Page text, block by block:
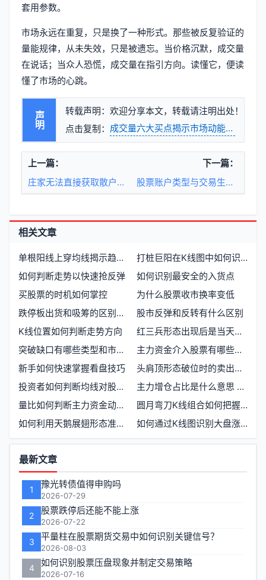
套用参数。
市场永远在重复，只是换了一种形式。那些被反复验证的
量能规律，从未失效，只是被遗忘。当价格沉默，成交量
在说话；当众人恐慌，成交量在指引方向。读懂它，便读
懂了市场的心跳。
声明
转载声明：欢迎分享本文，转载请注明出处！
点击复制： 成交量六大买点揭示市场动能转折
上一篇：
庄家无法直接获取散户持股明细
下一篇：
股票账户类型与交易生态的多元结构
相关文章
单根阳线上穿均线揭示趋势反转信号
打桩巨阳在K线图中如何识别与应用实战案例解析
如何判断走势以快速抢反弹
如何识别最安全的入货点
买股票的时机如何掌控
为什么股票收市换率变低
跌停板出货和吸筹的区别是什么
股市反弹和反转有什么区别
K线位置如何判断走势方向
红三兵形态出现后是当天买入还是次日买入更合适
突破缺口有哪些类型和市场意义
主力资金介入股票有哪些明显信号
新手如何快速掌握看盘技巧
头肩顶形态破位时的卖出决策与市场心理
投资者如何判断均线对股价的阻力卖点
主力增仓占比是什么意思 如何理解主力资金的增仓比例
量比如何判断主力资金动向与买卖时机
圆月弯刀K线组合如何把握短线买入时机
如何利用天鹅展翅形态准确抄底买入
如何通过K线图识别大盘涨跌趋势
功
能
区
最新文章
1 豫光转债值得申购吗
2026-07-29
2 股票跌停后还能不能上涨
2026-07-22
3 平量柱在股票期货交易中如何识别关键信号？
2026-08-03
4 如何识别股票压盘现象并制定交易策略
2026-07-16